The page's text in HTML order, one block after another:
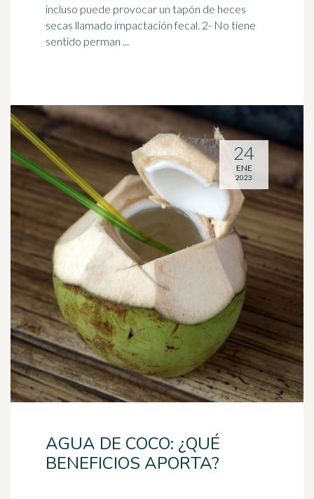
incluso puede provocar un tapón de heces
secas llamado impactación fecal. 2- No tiene
sentido perman ...
AGUA DE COCO: ¿QUÉ
BENEFICIOS APORTA?
24
ENE
2023